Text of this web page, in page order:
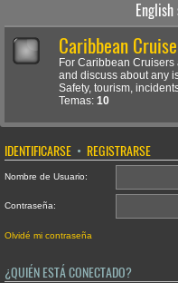
Caribbean
For Caribbean
and discuss about any
Safety, tourism,
Temas: 10
IDENTIFICARSE • REGISTRARSE
Nombre de Usuario:
Contraseña:
Olvidé mi contraseña
¿QUIÉN ESTÁ CONECTADO?